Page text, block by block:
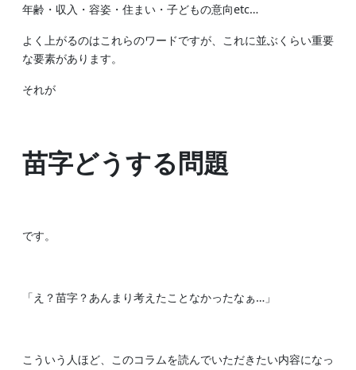
年齢・収入・容姿・住まい・子どもの意向etc…
よく上がるのはこれらのワードですが、これに並ぶくらい重要
な要素があります。
それが
苗字どうする問題
です。
「え？苗字？あんまり考えたことなかったなぁ…」
こういう人ほど、このコラムを読んでいただきたい内容になっ